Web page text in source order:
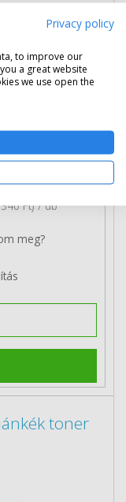
Ft)
Ft) / db
Ft) / db
meg?
toner
Privacy policy
to improve our
a great website
we use open the